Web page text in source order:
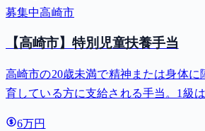
募集中高崎市
【高崎市】特別児童扶養手当
高崎市の20歳未満で精神または身体に
育している方に支給される手当。1級
6万円